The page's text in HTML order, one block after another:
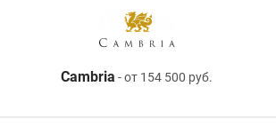
Cambria - от 154 500 руб.